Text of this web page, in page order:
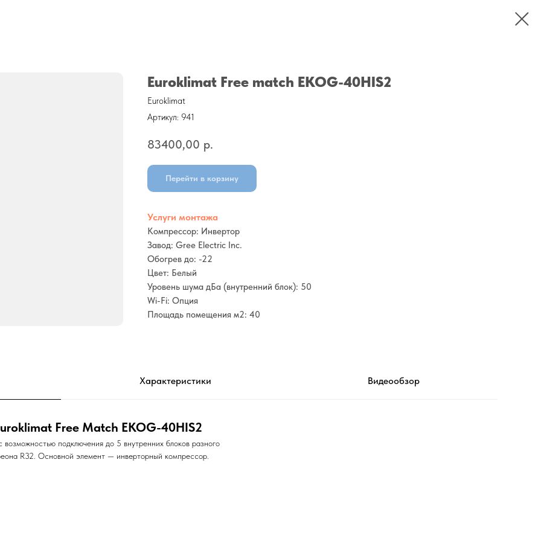
Euroklimat Free match EKOG-40HIS2
Euroklimat
Артикул: 941
83400,00 р.
Перейти в корзину
Услуги монтажа
Компрессор: Инвертор
Завод: Gree Electric Inc.
Обогрев до: -22
Цвет: Белый
Уровень шума дБа (внутренний блок): 50
Wi-Fi: Опция
Площадь помещения м2: 40
Характеристики Видеообзор
Free Match EKOG-40HIS2
подключения до 5 внутренних блоков разного
R32. Основной элемент — инверторный компрессор.